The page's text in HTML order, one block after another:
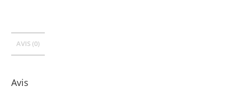
AVIS (0)
Avis